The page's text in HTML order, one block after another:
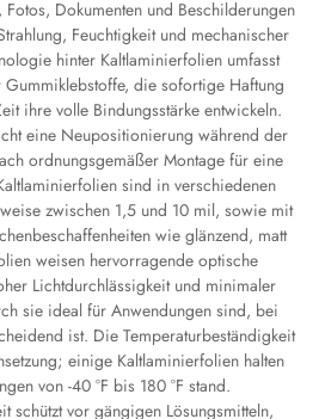
Dokumenten und Beschilderungen
Feuchtigkeit und mechanischer
hinter Kaltlaminierfolien umfasst
die sofortige Haftung
ihre volle Bindungsstärke entwickeln.
eine Neupositionierung während der
ordnungsgemäßer Montage für eine
sind in verschiedenen
zwischen 1,5 und 10 mil, sowie mit
wie glänzend, matt
weisen hervorragende optische
Lichtdurchlässigkeit und minimaler
sie ideal für Anwendungen sind, bei
ist. Die Temperaturbeständigkeit
einige Kaltlaminierfolien halten
von -40 °F bis 180 °F stand.
schützt vor gängigen Lösungsmitteln,